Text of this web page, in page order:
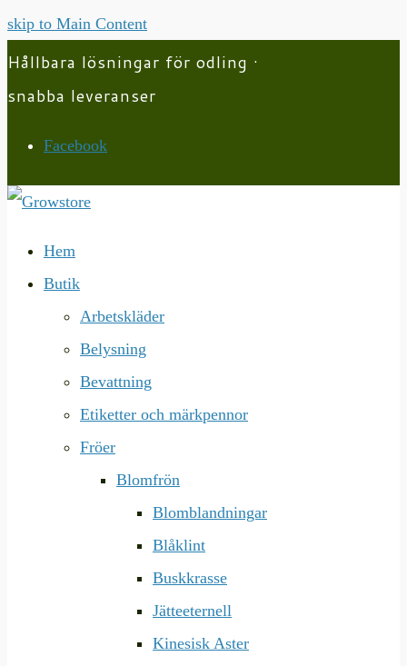
skip to Main Content
Hållbara lösningar för odling ·
snabba leveranser
Facebook
Hem
Butik
Arbetskläder
Belysning
Bevattning
Etiketter och märkpennor
Fröer
Blomfrön
Blomblandningar
Blåklint
Buskkrasse
Jätteeternell
Kinesisk Aster